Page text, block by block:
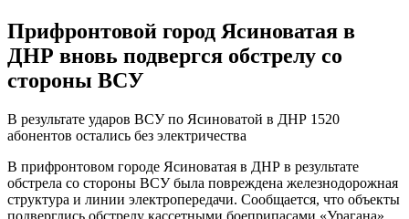
Прифронтовой город Ясиноватая в
ДНР вновь подвергся обстрелу со
стороны ВСУ
В результате ударов ВСУ по Ясиноватой в ДНР 1520
абонентов остались без электричества
В прифронтовом городе Ясиноватая в ДНР в результате
обстрела со стороны ВСУ была повреждена железнодорожная
структура и линии электропередачи. Сообщается, что объекты
подверглись обстрелу кассетными боеприпасами «Урагана».